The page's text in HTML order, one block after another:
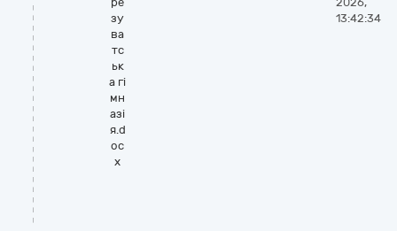
зу
ва
тс
ьк
а гі
мн
азі
я.d
oc
x
13:42:34